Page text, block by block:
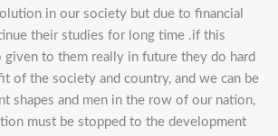
in our society but due to financial
their studies for long time .if this
given to them really in future they do hard
of the society and country, and we can be
shapes and men in the row of our nation,
must be stopped to the development